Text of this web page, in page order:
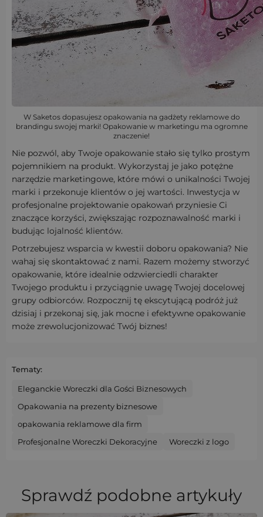
W Saketos dopasujesz opakowania na gadżety reklamowe do
brandingu swojej marki! Opakowanie w marketingu ma ogromne
znaczenie!
Nie pozwól, aby Twoje opakowanie stało się tylko prostym
pojemnikiem na produkt. Wykorzystaj je jako potężne
narzędzie marketingowe, które mówi o unikalności Twojej
marki i przekonuje klientów o jej wartości. Inwestycja w
profesjonalne projektowanie opakowań przyniesie Ci
znaczące korzyści, zwiększając rozpoznawalność marki i
budując lojalność klientów.
Potrzebujesz wsparcia w kwestii doboru opakowania? Nie
wahaj się skontaktować z nami. Razem możemy stworzyć
opakowanie, które idealnie odzwierciedli charakter
Twojego produktu i przyciągnie uwagę Twojej docelowej
grupy odbiorców. Rozpocznij tę ekscytującą podróż już
dzisiaj i przekonaj się, jak mocne i efektywne opakowanie
może zrewolucjonizować Twój biznes!
Tematy:
Eleganckie Woreczki dla Gości Biznesowych
Opakowania na prezenty biznesowe
opakowania reklamowe dla firm
Profesjonalne Woreczki Dekoracyjne
Woreczki z logo
Sprawdź podobne artykuły